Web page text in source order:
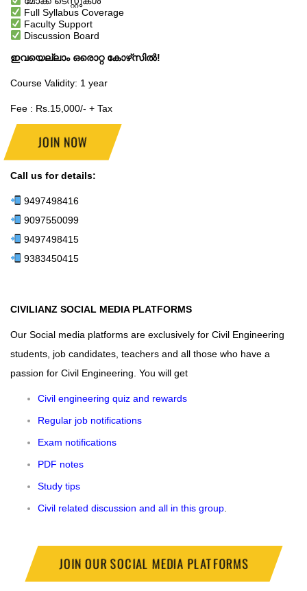
Full Syllabus Coverage
Faculty Support
Discussion Board
ഇവയെല്ലാം ഒരൊറ്റ കോഴ്‌സിൽ!
Course Validity: 1 year
Fee : Rs.15,000/- + Tax
JOIN NOW
Call us for details:
9497498416
9097550099
9497498415
9383450415
CIVILIANZ SOCIAL MEDIA PLATFORMS
Our Social media platforms are exclusively for Civil Engineering
students, job candidates, teachers and all those who have a
passion for Civil Engineering. You will get
Civil engineering quiz and rewards
Regular job notifications
Exam notifications
PDF notes
Study tips
Civil related discussion and all in this group
JOIN OUR SOCIAL MEDIA PLATFORMS